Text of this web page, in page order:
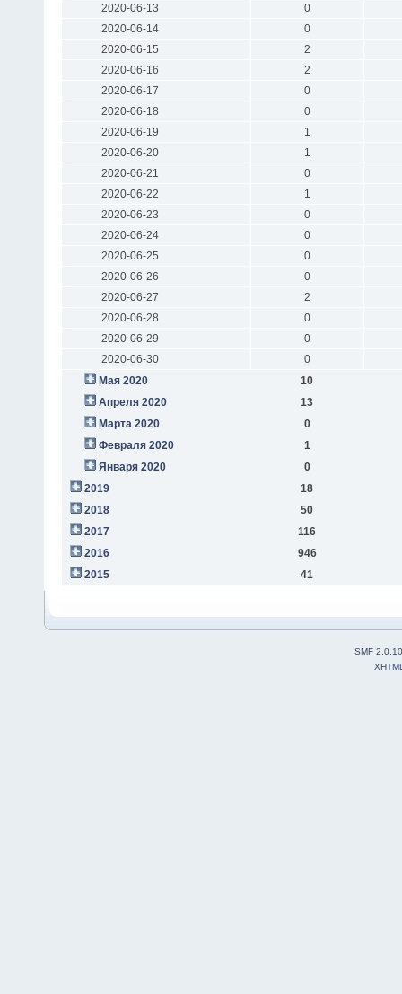
2020-06-13
0
2020-06-14
0
2020-06-15
2
2020-06-16
2
2020-06-17
0
2020-06-18
0
2020-06-19
1
2020-06-20
1
2020-06-21
0
2020-06-22
1
2020-06-23
0
2020-06-24
0
2020-06-25
0
2020-06-26
0
2020-06-27
2
2020-06-28
0
2020-06-29
0
2020-06-30
0
Мая 2020
10
Апреля 2020
13
Марта 2020
0
Февраля 2020
1
Января 2020
0
2019
18
2018
50
2017
116
2016
946
2015
41
SMF 2.0.10